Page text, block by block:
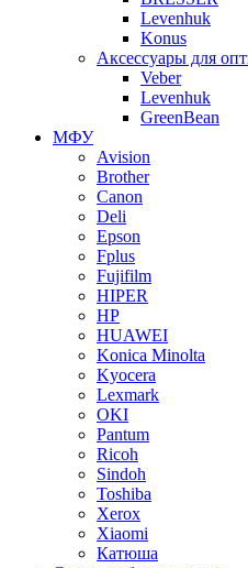
Levenhuk
Konus
Аксессуары для
Veber
Levenhuk
GreenBean
МФУ
Avision
Brother
Canon
Deli
Epson
Fplus
Fujifilm
HIPER
HP
HUAWEI
Konica Minolta
Kyocera
Lexmark
OKI
Pantum
Ricoh
Sindoh
Toshiba
Xerox
Xiaomi
Катюша